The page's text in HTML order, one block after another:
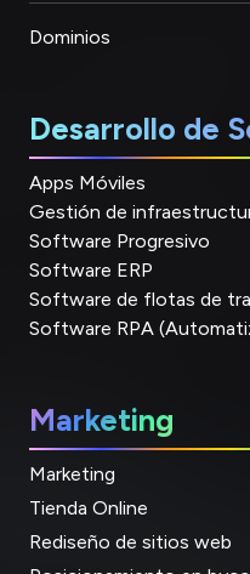
Dominios
Desarrollo de
Apps Móviles
Gestión de
Software Progresivo
Software ERP
Software de flotas de
Software RPA
Marketing
Marketing
Tienda Online
Rediseño de sitios web